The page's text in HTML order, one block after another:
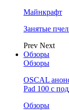
Майнкрафт
Занятые
Prev Next
Обзоры
Обзоры
OSCAL
Pad 100 с
Обзоры